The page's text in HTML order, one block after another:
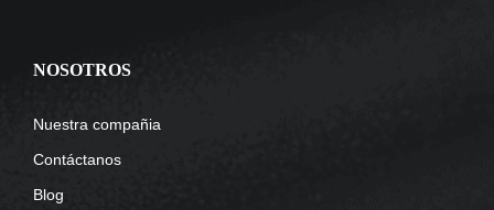
NOSOTROS
Nuestra compañia
Contáctanos
Blog